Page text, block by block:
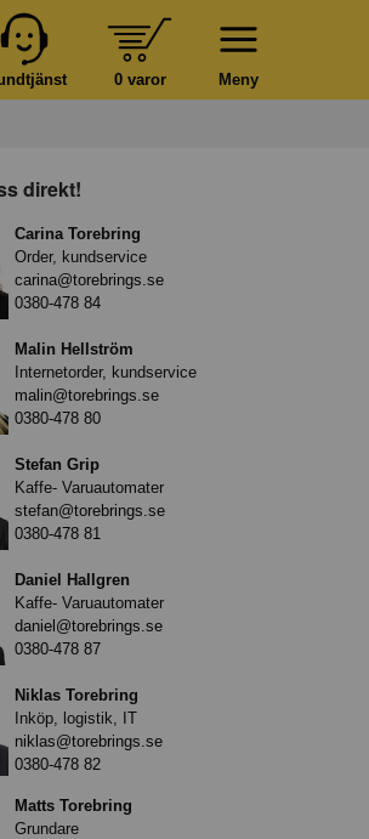
Meny
0 varor
direkt!
Carina Torebring
Order, kundservice
carina@torebrings.se
0380-478 84
Malin Hellström
Internetorder, kundservice
malin@torebrings.se
0380-478 80
Stefan Grip
Kaffe- Varuautomater
stefan@torebrings.se
0380-478 81
Daniel Hallgren
Kaffe- Varuautomater
daniel@torebrings.se
0380-478 87
Niklas Torebring
Inköp, logistik, IT
niklas@torebrings.se
0380-478 82
Matts Torebring
Grundare